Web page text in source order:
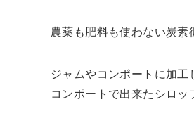
農薬も肥料も使わない炭素
ジャムやコンポートに加工
コンポートで出来たシロッ